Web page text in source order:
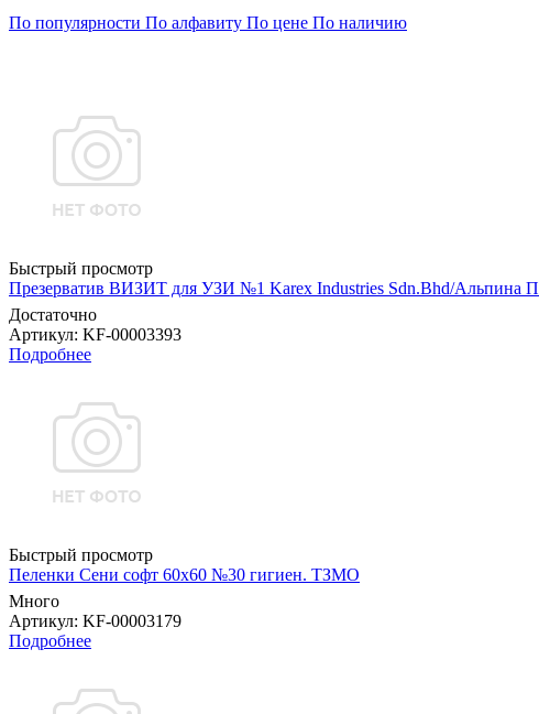
По популярности По алфавиту По цене По наличию
Быстрый просмотр
Презерватив ВИЗИТ для УЗИ №1 Karex Industries Sdn.Bhd/Альпина
Достаточно
Артикул: KF-00003393
Подробнее
Быстрый просмотр
Пеленки Сени софт 60х60 №30 гигиен. ТЗМО
Много
Артикул: KF-00003179
Подробнее